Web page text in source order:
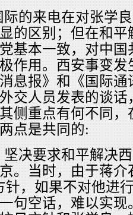
际的来电在对张学
的区别；但在和
基本一致，对中
作用。西安事变
息报》和《国际
交人员发表的谈
侧重点有何不同
点是共同的:
坚决要求和平解决
。当时，由于蒋介
针，如果不对他进
句空话，难以实